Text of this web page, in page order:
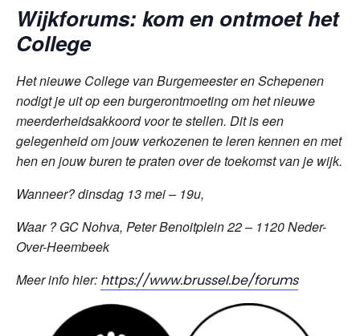
Wijkforums: kom en ontmoet het
College
Het nieuwe College van Burgemeester en Schepenen
nodigt je uit op een burgerontmoeting om het nieuwe
meerderheidsakkoord voor te stellen. Dit is een
gelegenheid om jouw verkozenen te leren kennen en met
hen en jouw buren te praten over de toekomst van je wijk.
Wanneer? dinsdag 13 mei – 19u,
Waar ? GC Nohva, Peter Benoitplein 22 – 1120 Neder-
Over-Heembeek
Meer info hier: https://www.brussel.be/forums